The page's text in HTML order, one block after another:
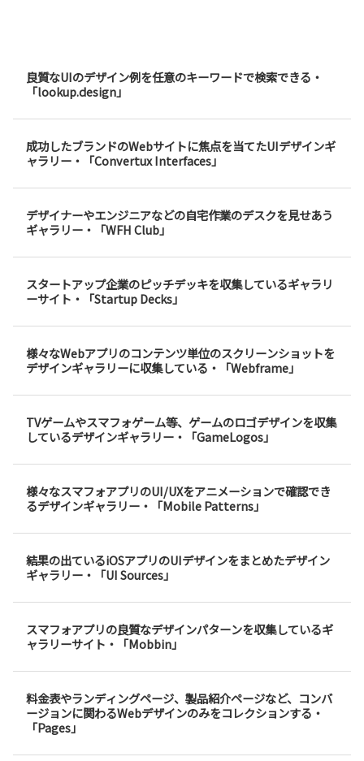
良質なUIのデザイン例を任意のキーワードで検索できる・
「lookup.design」
成功したブランドのWebサイトに焦点を当てたUIデザインギ
ャラリー・「Convertux Interfaces」
デザイナーやエンジニアなどの自宅作業のデスクを見せあう
ギャラリー・「WFH Club」
スタートアップ企業のピッチデッキを収集しているギャラリ
ーサイト・「Startup Decks」
様々なWebアプリのコンテンツ単位のスクリーンショットを
デザインギャラリーに収集している・「Webframe」
TVゲームやスマフォゲーム等、ゲームのロゴデザインを収集
しているデザインギャラリー・「GameLogos」
様々なスマフォアプリのUI/UXをアニメーションで確認でき
るデザインギャラリー・「Mobile Patterns」
結果の出ているiOSアプリのUIデザインをまとめたデザイン
ギャラリー・「UI Sources」
スマフォアプリの良質なデザインパターンを収集しているギ
ャラリーサイト・「Mobbin」
料金表やランディングページ、製品紹介ページなど、コンバ
ージョンに関わるWebデザインのみをコレクションする・
「Pages」